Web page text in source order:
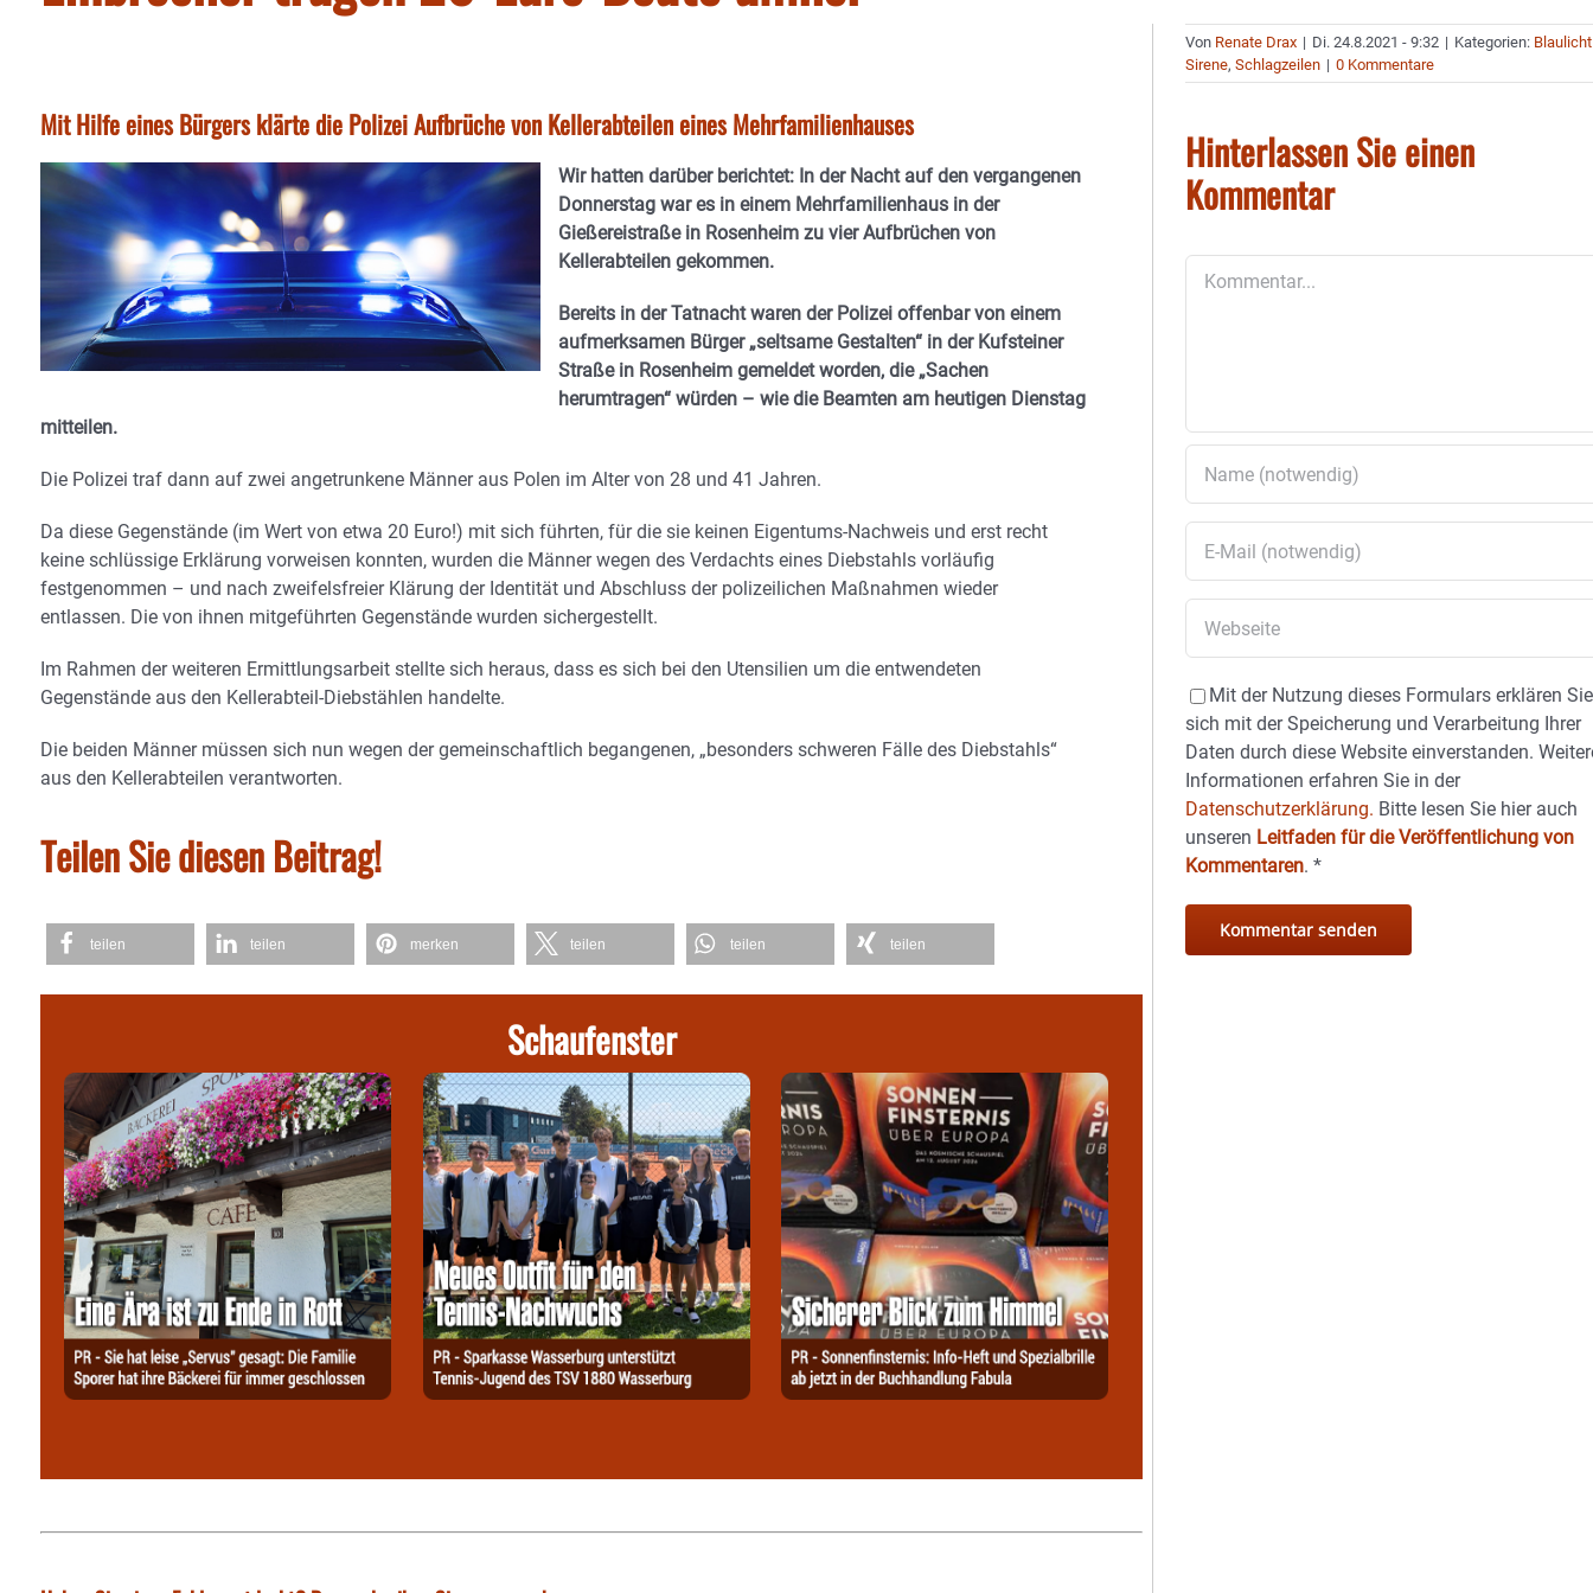
Mit Hilfe eines Bürgers klärte die Polizei Aufbrüche von Kellerabteilen eines Mehrfamilienhauses
Wir hatten darüber berichtet: In der Nacht auf den vergangenen
Donnerstag war es in einem Mehrfamilienhaus in der
Gießereistraße in Rosenheim zu vier Aufbrüchen von
Kellerabteilen gekommen.
Bereits in der Tatnacht waren der Polizei offenbar von einem
aufmerksamen Bürger „seltsame Gestalten“ in der Kufsteiner
Straße in Rosenheim gemeldet worden, die „Sachen
herumtragen“ würden – wie die Beamten am heutigen Dienstag
mitteilen.
Die Polizei traf dann auf zwei angetrunkene Männer aus Polen im Alter von 28 und 41 Jahren.
Da diese Gegenstände (im Wert von etwa 20 Euro!) mit sich führten, für die sie keinen Eigentums-Nachweis und erst recht
keine schlüssige Erklärung vorweisen konnten, wurden die Männer wegen des Verdachts eines Diebstahls vorläufig
festgenommen – und nach zweifelsfreier Klärung der Identität und Abschluss der polizeilichen Maßnahmen wieder
entlassen. Die von ihnen mitgeführten Gegenstände wurden sichergestellt.
Im Rahmen der weiteren Ermittlungsarbeit stellte sich heraus, dass es sich bei den Utensilien um die entwendeten
Gegenstände aus den Kellerabteil-Diebstählen handelte.
Die beiden Männer müssen sich nun wegen der gemeinschaftlich begangenen, „besonders schweren Fälle des Diebstahls“
aus den Kellerabteilen verantworten.
Teilen Sie diesen Beitrag!
teilen teilen merken teilen teilen teilen
Schaufenster
Von Renate Drax | Di. 24.8.2021 - 9:32 | Kategorien:
Sirene,Schlagzeilen | 0 Kommentare
Hinterlassen Sie einen
Kommentar
Mit der Nutzung dieses Formulars erklären Sie
sich mit der Speicherung und Verarbeitung Ihrer
Daten durch diese Website einverstanden.
Informationen erfahren Sie in der
Datenschutzerklärung. Bitte lesen Sie hier auch
unseren Leitfaden für die Veröffentlichung von
Kommentaren.*